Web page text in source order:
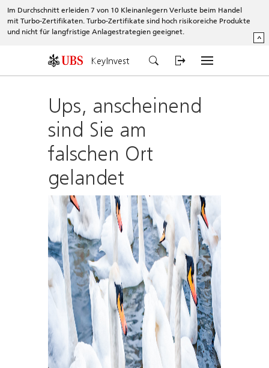
Im Durchschnitt erleiden 7 von 10 Kleinanlegern Verluste beim Handel
mit Turbo-Zertifikaten. Turbo-Zertifikate sind hoch risikoreiche Produkte
und nicht für langfristige Anlagestrategien geeignet.
^
KeyInvest
Ups, anscheinend
sind Sie am
falschen Ort
gelandet